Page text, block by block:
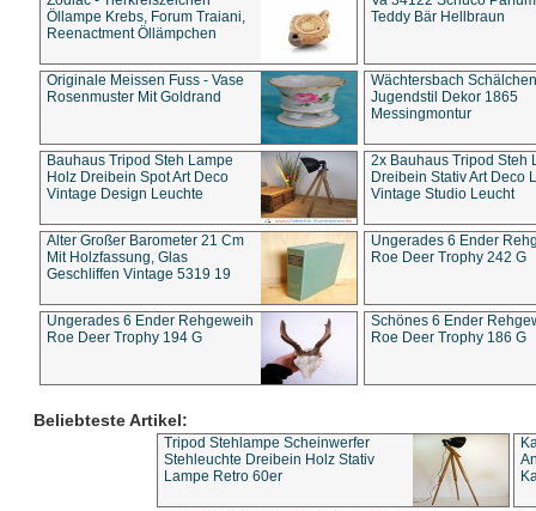
Öllampe Krebs, Forum Traiani,
Reenactment Öllämpchen
Teddy Bär Hellbraun
Originale Meissen Fuss - Vase
Rosenmuster Mit Goldrand
Wächtersbach Schälchen
Jugendstil Dekor 1865
Messingmontur
Bauhaus Tripod Steh Lampe
Holz Dreibein Spot Art Deco
Vintage Design Leuchte
2x Bauhaus Tripod Steh
Dreibein Stativ Art Deco
Vintage Studio Leucht
Alter Großer Barometer 21 Cm
Mit Holzfassung, Glas
Geschliffen Vintage 5319 19
Ungerades 6 Ender
Roe Deer Trophy 242 G
Ungerades 6 Ender Rehgeweih
Roe Deer Trophy 194 G
Schönes 6 Ender
Roe Deer Trophy 186 G
Beliebteste Artikel:
Tripod Stehlampe Scheinwerfer
Stehleuchte Dreibein Holz Stativ
Lampe Retro 60er